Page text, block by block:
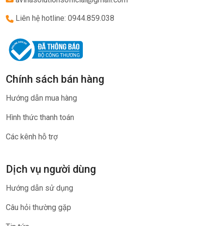
Liên hệ hotline: 0944.859.038
Chính sách bán hàng
Hướng dẫn mua hàng
Hình thức thanh toán
Các kênh hỗ trợ
Dịch vụ người dùng
Hướng dẫn sử dụng
Câu hỏi thường gặp